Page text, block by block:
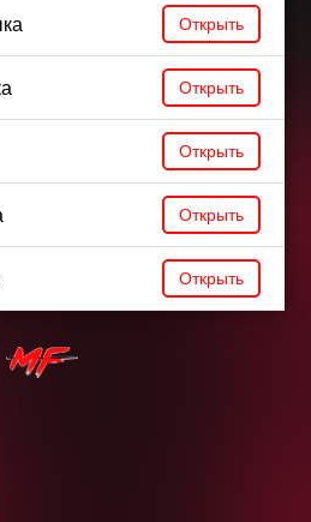
Открыть
Открыть
Открыть
Открыть
Открыть